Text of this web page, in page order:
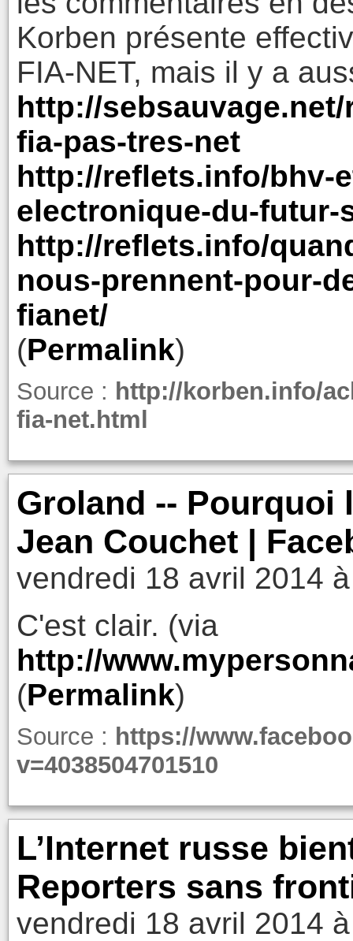
Korben présente
FIA-NET, mais il y a
http://sebsauvage.net/
fia-pas-tres-net
http://reflets.info/bhv-
electronique-du-futur-
http://reflets.info/
nous-prennent-pour-
fianet/
(Permalink)
Source : http://korben.info/
fia-net.html
Groland -- Pourquoi
Jean Couchet |
vendredi 18 avril 2014
C'est clair. (via
http://
(Permalink)
Source : https://
v=4038504701510
L’Internet russe
Reporters sans
vendredi 18 avril 2014